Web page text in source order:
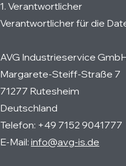
1. Verantwortlicher
Verantwortlicher für die
AVG Industrieservice
Margarete-Steiff-Straße 7
71277 Rutesheim
Deutschland
Telefon: +49 7152 9041777
E-Mail: info@avg-is.de